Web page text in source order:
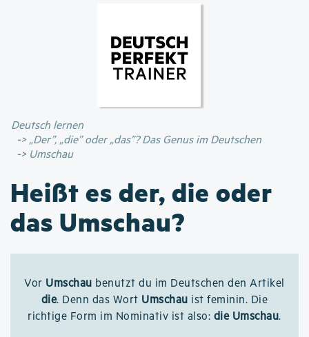
Inhalt
Deutsch lernen
„Der”, „die” oder „das”? Das Genus im Deutschen
Umschau
Heißt es der, die oder
das Umschau?
Vor Umschau benutzt du im Deutschen den Artikel
die. Denn das Wort Umschau ist feminin. Die
richtige Form im Nominativ ist also: die Umschau.